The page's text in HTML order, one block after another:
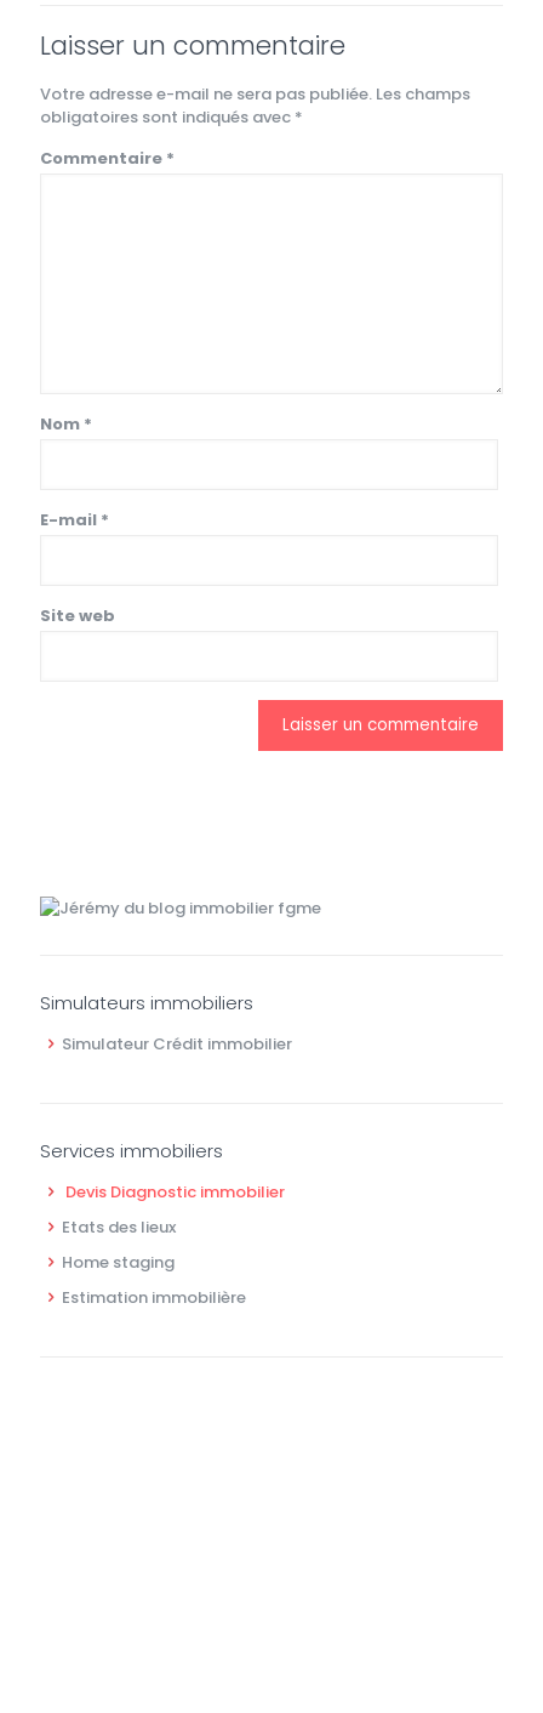
Laisser un commentaire
Votre adresse e-mail ne sera pas publiée. Les champs
obligatoires sont indiqués avec *
Commentaire *
Nom *
E-mail *
Site web
Simulateurs immobiliers
Simulateur Crédit immobilier
Services immobiliers
Devis Diagnostic immobilier
Etats des lieux
Home staging
Estimation immobilière